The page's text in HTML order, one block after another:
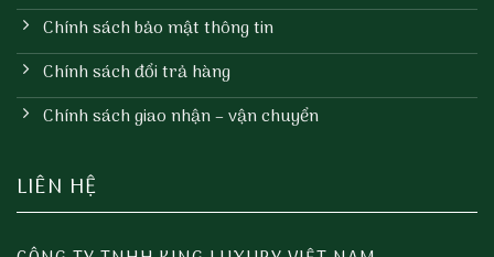
Chính sách bảo mật thông tin
Chính sách đổi trả hàng
Chính sách giao nhận – vận chuyển
LIÊN HỆ